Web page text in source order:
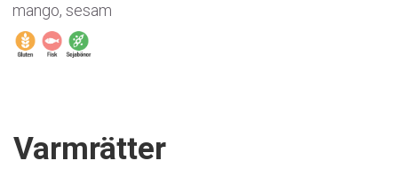
mango, sesam
Varmrätter